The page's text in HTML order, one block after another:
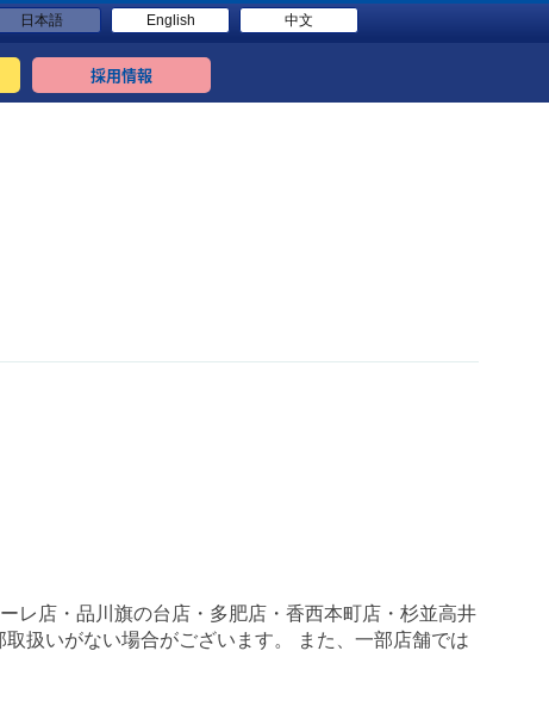
日本語 English 中文
採用情報
レ店・品川旗の台店・多肥店・香西本町店・杉並高井
扱いがない場合がございます。 また、一部店舗では